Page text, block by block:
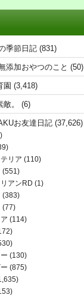
季節日記 (831)
添加おやつのこと (50)
園 (3,418)
。 (6)
お友達日記 (37,626)
リア (110)
(551)
アンRD (1)
(383)
(77)
(114)
(130)
(875)